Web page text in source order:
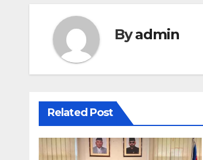
Byadmin
Related Post